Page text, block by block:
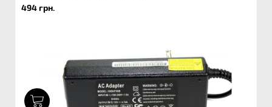
494 грн.